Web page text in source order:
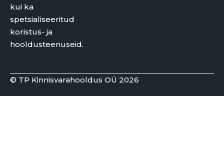
kui ka
spetsialiseeritud
koristus- ja
hooldusteenuseid.
© TP Kinnisvarahooldus OÜ 2026